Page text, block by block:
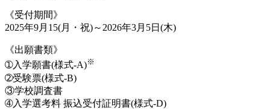
《受付期間》
2025年9月15(月・祝)～2026年3月5日(木)
《出願書類》
➀入学願書(様式-A)※
➁受験票(様式-B)
③学校調査書
➃入学選考料 振込受付証明書(様式-D)